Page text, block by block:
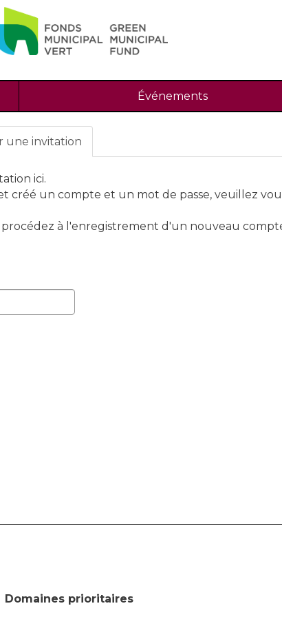
Search
Événements
une invitation
ici.
créé un compte et un mot de passe, veuillez
procédez à l'enregistrement d'un nouveau
Domaines prioritaires